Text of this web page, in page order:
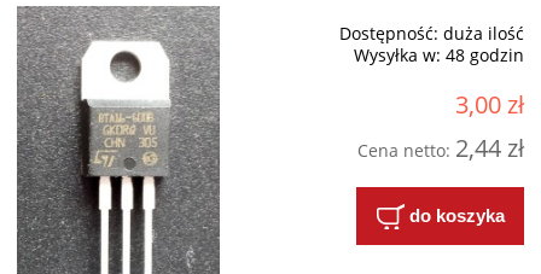
Dostępność: duża ilość
Wysyłka w: 48 godzin
3,00 zł
Cena netto: 2,44 zł
do koszyka